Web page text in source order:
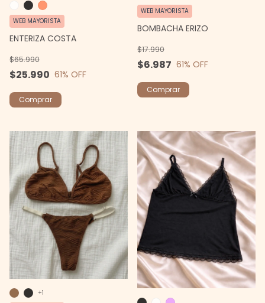
ENTERIZA COSTA
$25.990
$65.990
61% OFF
WEB MAYORISTA
Comprar
BOMBACHA ERIZO
$6.987
$17.990
61% OFF
WEB MAYORISTA
Comprar
+1